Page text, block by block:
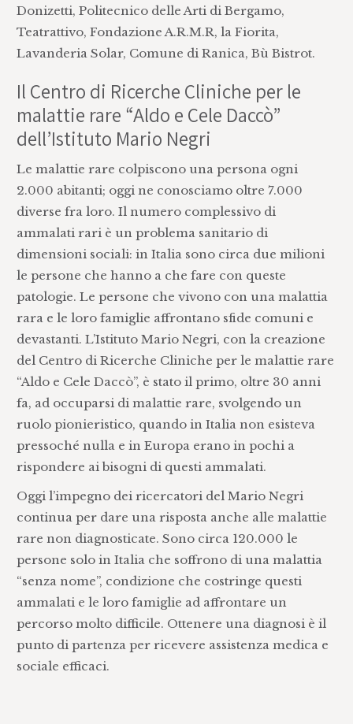
Donizetti, Politecnico delle Arti di Bergamo,
Teatrattivo, Fondazione A.R.M.R, la Fiorita,
Lavanderia Solar, Comune di Ranica, Bù Bistrot.
Il Centro di Ricerche Cliniche per le
malattie rare “Aldo e Cele Daccò”
dell’Istituto Mario Negri
Le malattie rare colpiscono una persona ogni
2.000 abitanti; oggi ne conosciamo oltre 7.000
diverse fra loro. Il numero complessivo di
ammalati rari è un problema sanitario di
dimensioni sociali: in Italia sono circa due milioni
le persone che hanno a che fare con queste
patologie. Le persone che vivono con una malattia
rara e le loro famiglie affrontano sfide comuni e
devastanti. L’Istituto Mario Negri, con la creazione
del Centro di Ricerche Cliniche per le malattie rare
“Aldo e Cele Daccò”, è stato il primo, oltre 30 anni
fa, ad occuparsi di malattie rare, svolgendo un
ruolo pionieristico, quando in Italia non esisteva
pressoché nulla e in Europa erano in pochi a
rispondere ai bisogni di questi ammalati.
Oggi l’impegno dei ricercatori del Mario Negri
continua per dare una risposta anche alle malattie
rare non diagnosticate. Sono circa 120.000 le
persone solo in Italia che soffrono di una malattia
“senza nome”, condizione che costringe questi
ammalati e le loro famiglie ad affrontare un
percorso molto difficile. Ottenere una diagnosi è il
punto di partenza per ricevere assistenza medica e
sociale efficaci.